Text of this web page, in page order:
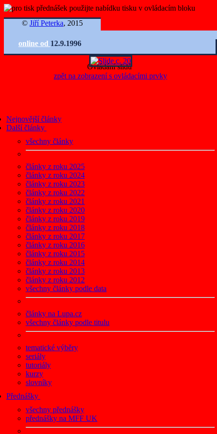
© Jiří Peterka, 2015
online od 12.9.1996
Ovládání slidů
Nejnovější články
Další články
všechny články
články z roku 2025
články z roku 2024
články z roku 2023
články z roku 2022
články z roku 2021
články z roku 2020
články z roku 2019
články z roku 2018
články z roku 2017
články z roku 2016
články z roku 2015
články z roku 2014
články z roku 2013
články z roku 2012
všechny články podle data
články na Lupa.cz
všechny články podle titulu
tematické výběry
seriály
tutoriály
kurzy
slovníky
Přednášky
všechny přednášky
přednášky na MFF UK
zpět na zobrazení s ovládacími prvky